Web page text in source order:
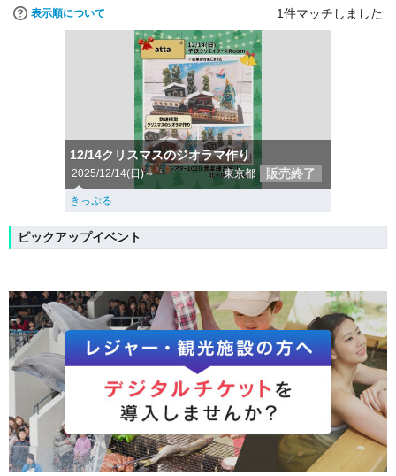
表示順について 1件マッチしました
12/14クリスマスのジオラマ作り
2025/12/14(日)～ 東京都 販売終了
きっぷる
ピックアップイベント